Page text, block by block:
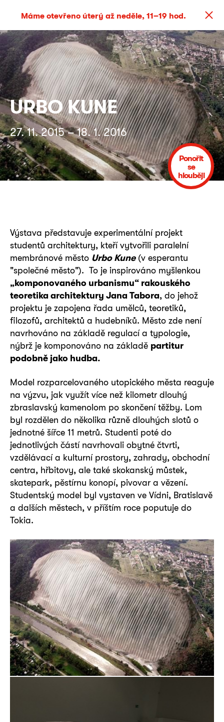
Máme otevřeno úterý až neděle, 11–19 hod.
URBO KUNE
27. 11. 2015 – 18. 1. 2016
Ponořit
se
hlouběji
Výstava představuje experimentální projekt
studentů architektury, kteří vytvořili paralelní
membránové město Urbo Kune(v esperantu
"společné město"). To je inspirováno myšlenkou
„komponovaného urbanismu“ rakouského
teoretika architektury Jana Tabora, do jehož
projektu je zapojena řada umělců, teoretiků,
filozofů, architektů a hudebníků. Město zde není
navrhováno na základě regulací a typologie,
nýbrž je komponováno na základě partitur
podobně jako hudba.
Model rozparcelovaného utopického města reaguje
na výzvu, jak využít více než kilometr dlouhý
zbraslavský kamenolom po skončení těžby. Lom
byl rozdělen do několika různě dlouhých slotů o
jednotné šířce 11 metrů. Studenti poté do
jednotlivých částí navrhovali obytné čtvrti,
vzdělávací a kulturní prostory, zahrady, obchodní
centra, hřbitovy, ale také skokanský můstek,
skatepark, pěstírnu konopí, pivovar a vězení.
Studentský model byl vystaven ve Vídni, Bratislavě
a dalších městech, v příštím roce poputuje do
Tokia.